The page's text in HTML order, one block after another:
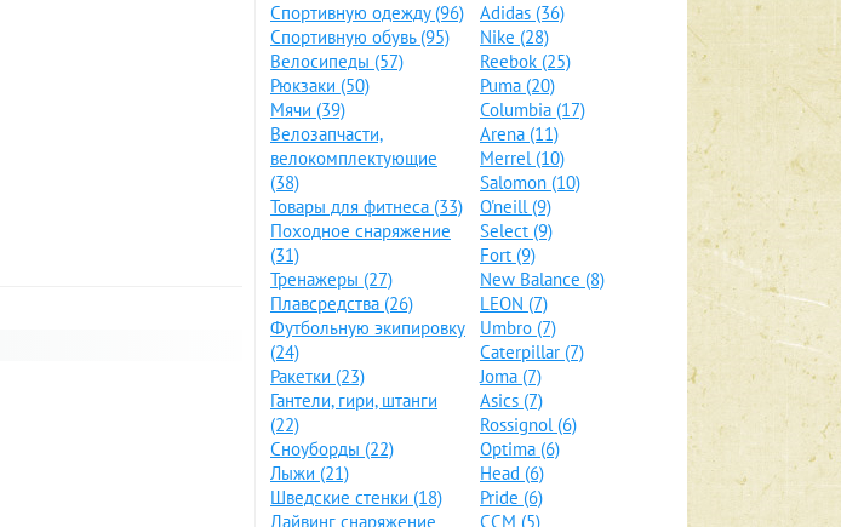
Спортивную одежду (96)
Спортивную обувь (95)
Велосипеды (57)
Рюкзаки (50)
Мячи (39)
Велозапчасти,
велокомплектующие
(38)
Товары для фитнеса (33)
Походное снаряжение
(31)
Тренажеры (27)
Плавсредства (26)
Футбольную экипировку
(24)
Ракетки (23)
Гантели, гири, штанги
(22)
Сноуборды (22)
Лыжи (21)
Шведские стенки (18)
Дайвинг снаряжение
Adidas (36)
Nike (28)
Reebok (25)
Puma (20)
Columbia (17)
Arena (11)
Merrel (10)
Salomon (10)
O'neill (9)
Select (9)
Fort (9)
New Balance (8)
LEON (7)
Umbro (7)
Caterpillar (7)
Joma (7)
Asics (7)
Rossignol (6)
Optima (6)
Head (6)
Pride (6)
CCM (5)